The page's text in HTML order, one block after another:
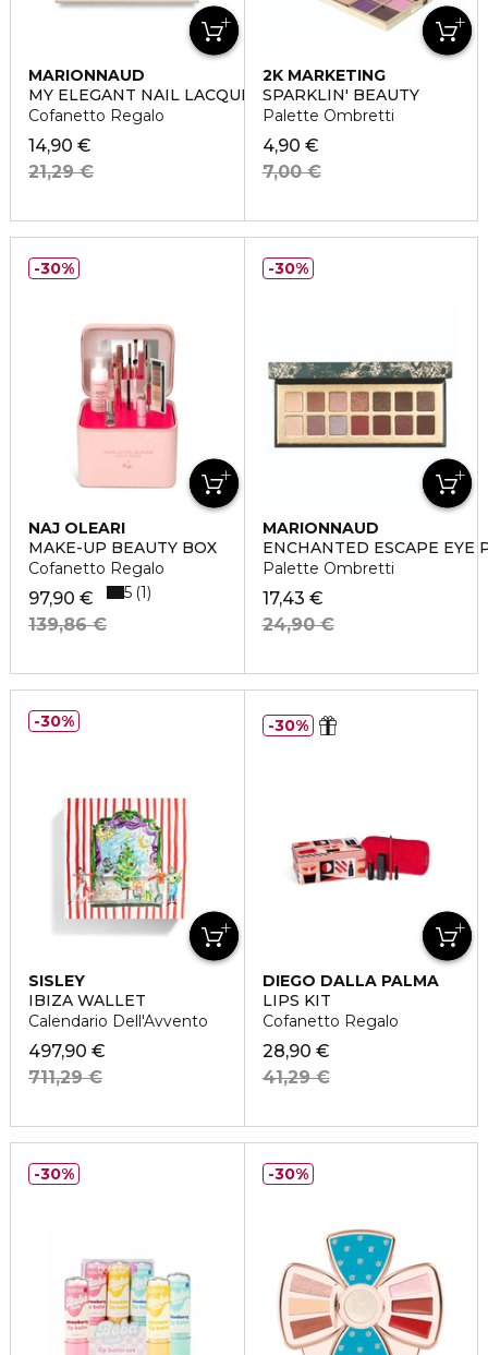
MARIONNAUD
MY ELEGANT NAIL LACQUER POUCH
Cofanetto Regalo
14,90 €
21,29 €
2K MARKETING
SPARKLIN' BEAUTY
Palette Ombretti
4,90 €
7,00 €
NAJ OLEARI
MAKE-UP BEAUTY BOX
Cofanetto Regalo
97,90 €
139,86 €
5 1
30%
MARIONNAUD
ENCHANTED ESCAPE EYE
Palette Ombretti
17,43 €
24,90 €
30%
SISLEY
IBIZA WALLET
Calendario Dell'Avvento
497,90 €
711,29 €
30%
DIEGO DALLA PALMA
LIPS KIT
Cofanetto Regalo
28,90 €
41,29 €
30%
30% 30%